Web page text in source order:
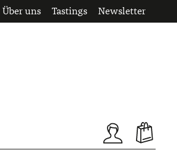
Über uns Tastings Newsletter